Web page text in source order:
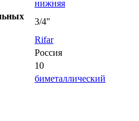
нижняя
3/4"
Rifar
Россия
10
биметаллический